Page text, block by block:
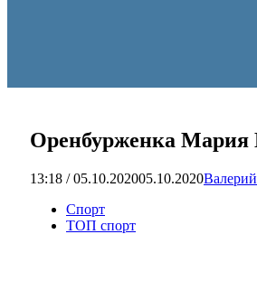
Оренбурженка Мария
13:18 / 05.10.202005.10.2020
Спорт
ТОП спорт